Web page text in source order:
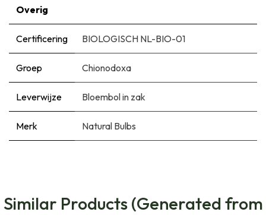
Overig
Certificering BIOLOGISCH NL-BIO-01
Groep Chionodoxa
Leverwijze Bloembol in zak
Merk Natural Bulbs
Similar Products (Generated from